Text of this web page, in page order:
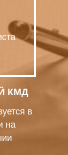
в
на
КМД